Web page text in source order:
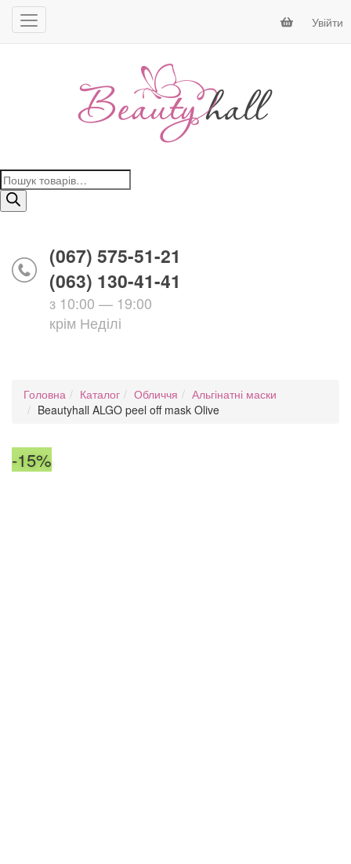
Увійти
Пошук
товарів
(067) 575-51-21
(063) 130-41-41
з 10:00 — 19:00
крім Неділі
Головна Каталог Обличчя
Альгінатні маски
Beautyhall ALGO peel off mask Olive
-15%